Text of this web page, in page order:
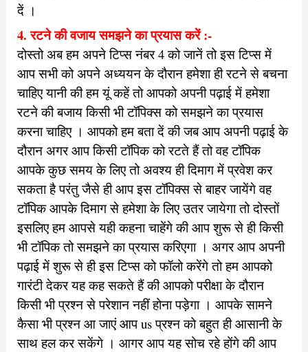
दें ।
4. रटने की वजाय समझने का प्रयास करें :-
दोस्तो अब हम अपने टिप्स नंबर 4 को जानें तो इस टिप्स में
आप सभी को अपने अध्ययन के दौरान हमेशा ही रटने से बचना
चाहिए यानी की हम यूं कहें तो आपको अपनी पढ़ाई में हमेशा
रटने की बजाय किसी भी टॉपिक्स को समझने का प्रयास
करना चाहिए । आपको हम बता दें की जब आप अपनी पढ़ाई के
दौरान अगर आप किसी टॉपिक को रटते हैं तो वह टॉपिक
आपके कुछ समय के लिए तो अवश्य ही दिमाग में प्रवेश कर
सकता है परंतु जैसे ही आप इस टॉपिक्स से बाहर जायेंगे वह
टॉपिक आपके दिमाग से हमेशा के लिए उतर जायेगा तो दोस्तों
इसलिए हम आपसे यही कहना चाहेंगे की आप शुरू से ही किसी
भी टॉपिक तो समझने का प्रयास करिएगा । अगर आप अपनी
पढ़ाई में शुरू से ही इस टिप्स को फॉलो करेंगे तो हम आपको
गारंटी देकर यह कह सकते हैं की आपको परीक्षा के दौरान
किसी भी प्रश्न से परेशान नहीं होना पड़ेगा । आपके सामने
कैसा भी प्रश्न आ जाएं आप us प्रश्न को बहुत ही आसानी के
साथ हल कर सकेंगे । आगर आप यह सोच रहे होंगे की आप